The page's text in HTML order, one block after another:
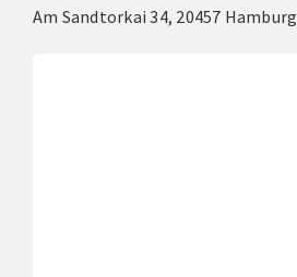
Am Sandtorkai 34, 20457 Hamburg